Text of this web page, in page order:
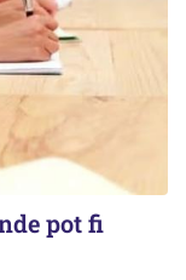
pot fi